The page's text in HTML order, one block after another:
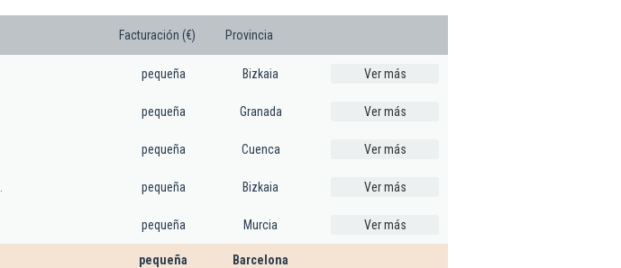
Facturación (€) Provincia
pequeña Bizkaia Ver más
pequeña Granada Ver más
pequeña Cuenca Ver más
pequeña Bizkaia Ver más
pequeña Murcia Ver más
pequeña Barcelona